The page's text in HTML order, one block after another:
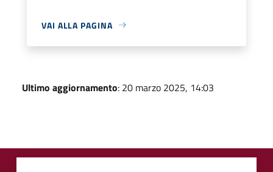
VAI ALLA PAGINA
Ultimo aggiornamento: 20 marzo 2025, 14:03